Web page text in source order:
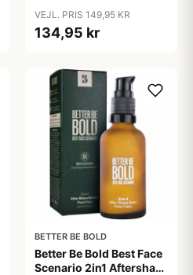
VEJL. PRIS 149,95 KR
134,95 kr
BETTER BE BOLD
Better Be Bold Best Face
Scenario 2in1 Aftershave